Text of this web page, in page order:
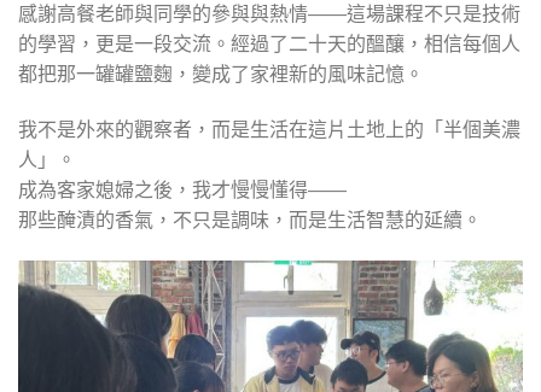
感謝高餐老師與同學的參與與熱情——這場課程不只是技術
的學習，更是一段交流。經過了二十天的醞釀，相信每個人
都把那一罐罐鹽麴，變成了家裡新的風味記憶。
我不是外來的觀察者，而是生活在這片土地上的「半個美濃
人」。
成為客家媳婦之後，我才慢慢懂得——
那些醃漬的香氣，不只是調味，而是生活智慧的延續。